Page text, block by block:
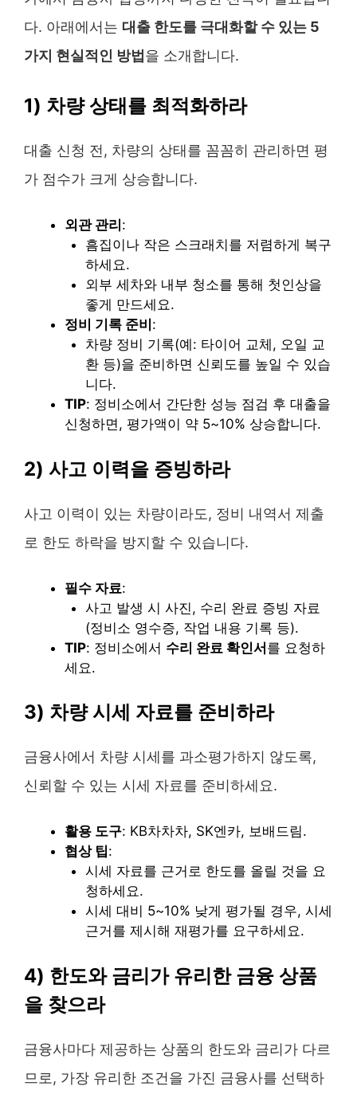
다. 아래에서는 대출 한도를 극대화할 수 있는 5
가지 현실적인 방법 을 소개합니다.
1) 차량 상태를 최적화하라
대출 신청 전, 차량의 상태를 꼼꼼히 관리하면 평
가 점수가 크게 상승합니다.
외관 관리 :
흠집이나 작은 스크래치를 저렴하게 복구
하세요.
외부 세차와 내부 청소를 통해 첫인상을
좋게 만드세요.
정비 기록 준비 :
차량 정비 기록(예: 타이어 교체, 오일 교
환 등)을 준비하면 신뢰도를 높일 수 있습
니다.
TIP: 정비소에서 간단한 성능 점검 후 대출을
신청하면, 평가액이 약 5~10% 상승합니다.
2) 사고 이력을 증빙하라
사고 이력이 있는 차량이라도, 정비 내역서 제출
로 한도 하락을 방지할 수 있습니다.
필수 자료:
사고 발생 시 사진, 수리 완료 증빙 자료
(정비소 영수증, 작업 내용 기록 등).
TIP: 정비소에서 수리 완료 확인서를 요청하
세요.
3) 차량 시세 자료를 준비하라
금융사에서 차량 시세를 과소평가하지 않도록,
신뢰할 수 있는 시세 자료를 준비하세요.
활용 도구: KB차차차, SK엔카, 보배드림.
협상 팁:
시세 자료를 근거로 한도를 올릴 것을 요
청하세요.
시세 대비 5~10% 낮게 평가될 경우, 시세
근거를 제시해 재평가를 요구하세요.
4) 한도와 금리가 유리한 금융 상품
을 찾으라
금융사마다 제공하는 상품의 한도와 금리가 다르
므로, 가장 유리한 조건을 가진 금융사를 선택하